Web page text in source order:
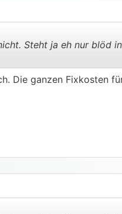
Steht ja eh nur blöd
Die ganzen Fixkosten